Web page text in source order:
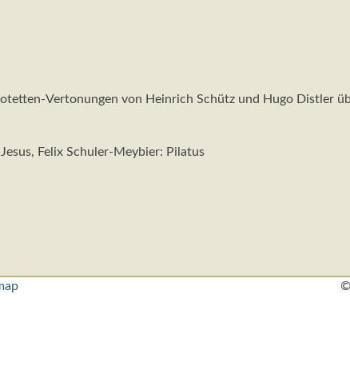
Vertonungen von Heinrich Schütz und Hugo Distler
Felix Schuler-Meybier: Pilatus
©